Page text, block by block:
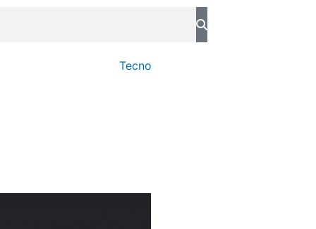
Tecno